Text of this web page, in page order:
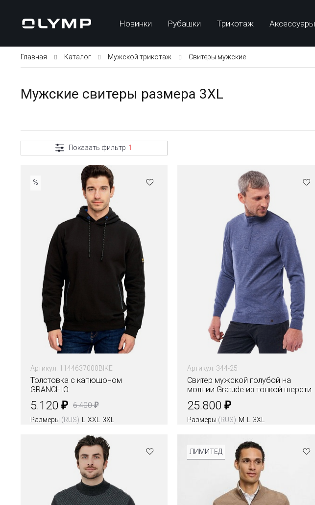
Новинки Рубашки Трикотаж Аксессуары
Главная Каталог Мужской трикотаж Свитеры мужские
Мужские свитеры размера 3XL
Показать фильтр 1
%
Артикул: 1144637000BIKE
Толстовка с капюшоном
GRANCHIO
5.120 ₽ 6.400₽
Размеры (RUS) XXL 3XL
Артикул: 344-25
Свитер мужской голубой на
молнии Gratude из тонкой шерсти
25.800 ₽
Размеры (RUS) M
3XL
ЛИМИТЕД